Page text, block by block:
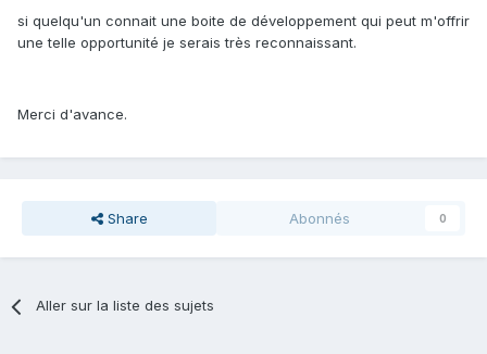
si quelqu'un connait une boite de développement qui peut m'offrir
une telle opportunité je serais très reconnaissant.
Merci d'avance.
Share Abonnés 0
Aller sur la liste des sujets